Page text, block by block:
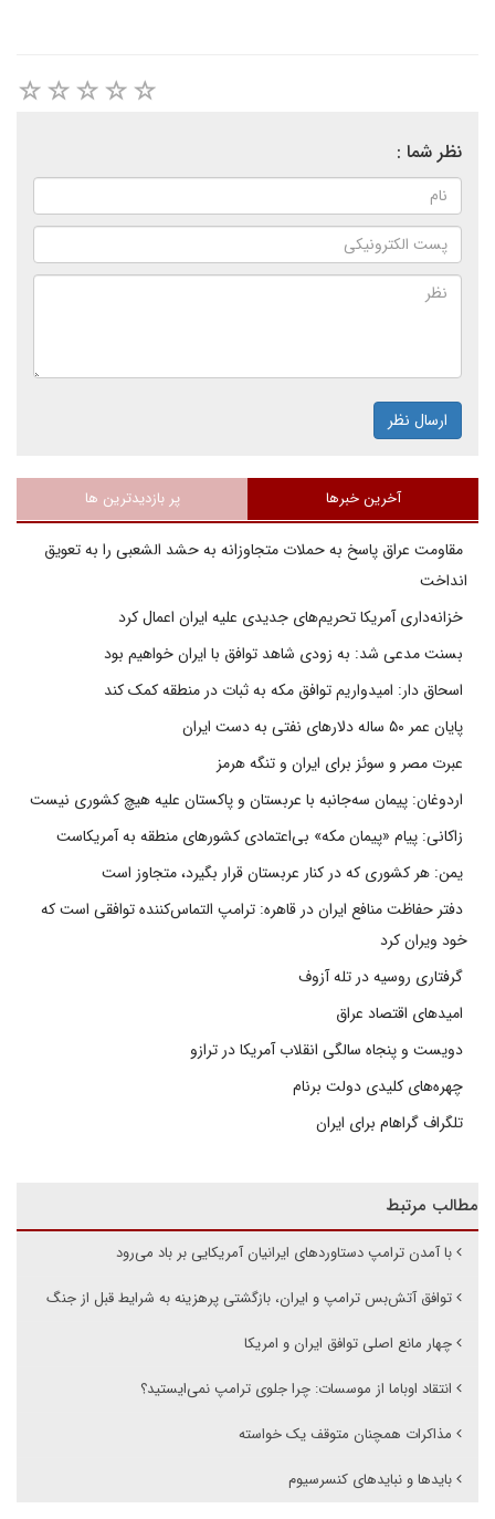
نظر شما :
ارسال نظر
آخرین خبرها پر بازدیدترین ها
مقاومت عراق پاسخ به حملات متجاوزانه به حشد الشعبی را به تعویق
انداخت
خزانه‌داری آمریکا تحریم‌های جدیدی علیه ایران اعمال کرد
بسنت مدعی شد: به زودی شاهد توافق با ایران خواهیم بود
اسحاق دار: امیدواریم توافق مکه به ثبات در منطقه کمک کند
پایان عمر ۵۰ ساله دلارهای نفتی به دست ایران
عبرت مصر و سوئز برای ایران و تنگه هرمز
اردوغان: پیمان سه‌جانبه با عربستان و پاکستان علیه هیچ کشوری نیست
زاکانی: پیام «پیمان مکه» بی‌اعتمادی کشورهای منطقه به آمریکاست
یمن: هر کشوری که در کنار عربستان قرار بگیرد، متجاوز است
دفتر حفاظت منافع ایران در قاهره: ترامپ التماس‌کننده توافقی است که
خود ویران کرد
گرفتاری روسیه در تله آزوف
امیدهای اقتصاد عراق
دویست و پنجاه سالگی انقلاب آمریکا در ترازو
چهره‌های کلیدی دولت برنام
تلگراف گراهام برای ایران
مطالب مرتبط
با آمدن ترامپ دستاوردهای ایرانیان آمریکایی بر باد می‌رود
توافق آتش‌بس ترامپ و ایران، بازگشتی پرهزینه به شرایط قبل از جنگ
چهار مانع اصلی توافق ایران و امریکا
انتقاد اوباما از موسسات: چرا جلوی ترامپ نمی‌ایستید؟
مذاکرات همچنان متوقف یک خواسته
بایدها و نبایدهای کنسرسیوم